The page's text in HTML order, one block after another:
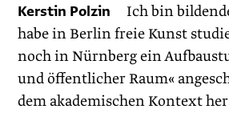
Kerstin Polzin Ich bin
habe in Berlin freie Kunst
noch in Nürnberg ein
und öffentlicher Raum«
dem akademischen Kontext